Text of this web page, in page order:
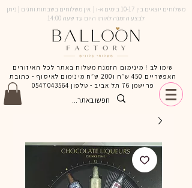
משלוחים יוצאים בין 10-17 בימים א-ו | אין משלוחים בשבתות וחגים | ניתן
לבצע הזמנה לאותו היום עד שעה 14:00
שימו לב ! מינימום הזמנת משלוח באתר לכל האיזורים
האפשריים 450 ש״ח ו200 ש״ח מינימום לאיסוף - כתובת
פרישמן 76 תל אביב - טלפון
0547043564